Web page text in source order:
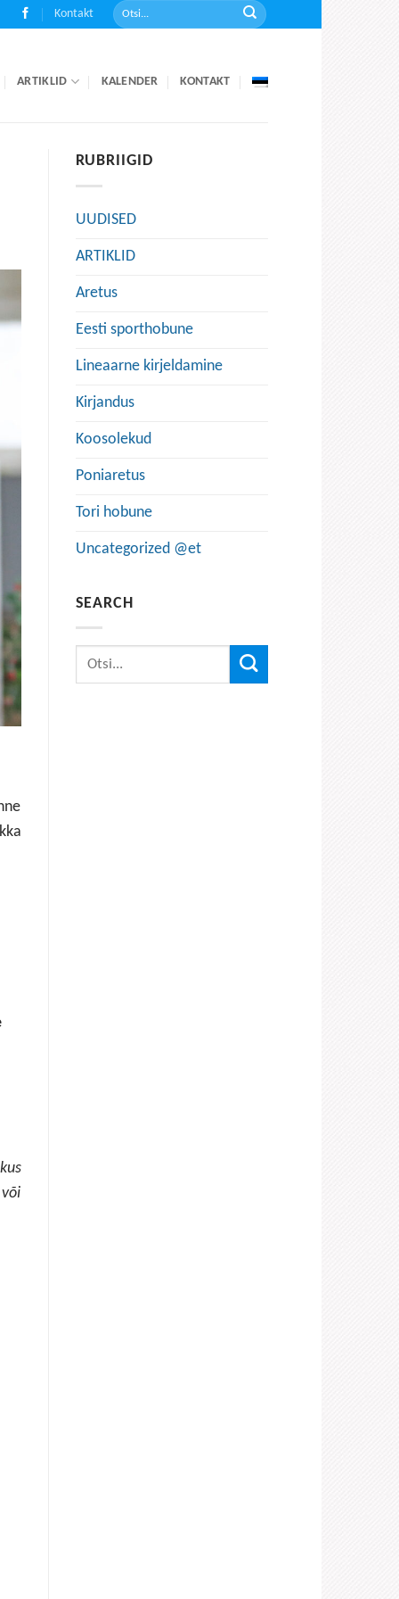
Kontakt
ARTIKLID KALENDER KONTAKT
RUBRIIGID
UUDISED
ARTIKLID
Aretus
Eesti sporthobune
Lineaarne kirjeldamine
Kirjandus
Koosolekud
Poniaretus
Tori hobune
Uncategorized @et
SEARCH